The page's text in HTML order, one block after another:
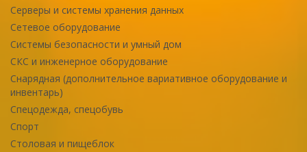
Серверы и системы хранения данных
Сетевое оборудование
Системы безопасности и умный дом
СКС и инженерное оборудование
Снарядная (дополнительное вариативное оборудование и
инвентарь)
Спецодежда, спецобувь
Спорт
Столовая и пищеблок